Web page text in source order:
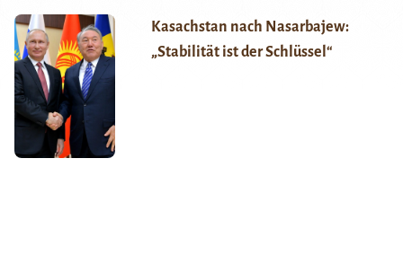
Kasachstan nach Nasarbajew:
„Stabilität ist der Schlüssel“